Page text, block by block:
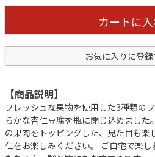
カートに
お気に入りに登録
【商品説明】
フレッシュな果物を使用した3種類の
らかな杏仁豆腐を瓶に閉じ込めました
の果肉をトッピングした、見た目も楽
仁をお楽しみください。 ご自宅で楽